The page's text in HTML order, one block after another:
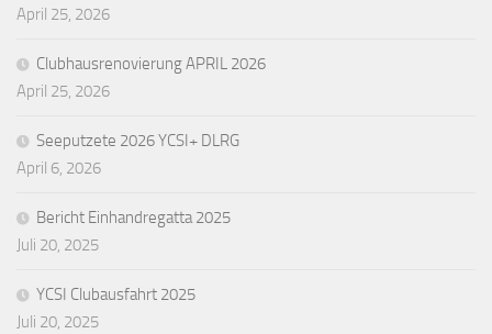
April 25, 2026
Clubhausrenovierung APRIL 2026
April 25, 2026
Seeputzete 2026 YCSI+ DLRG
April 6, 2026
Bericht Einhandregatta 2025
Juli 20, 2025
YCSI Clubausfahrt 2025
Juli 20, 2025